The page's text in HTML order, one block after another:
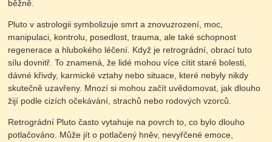
běžně.
Pluto v astrologii symbolizuje smrt a znovuzrození, moc,
manipulaci, kontrolu, posedlost, trauma, ale také schopnost
regenerace a hlubokého léčení. Když je retrográdní, obrací tuto
sílu dovnitř. To znamená, že lidé mohou více cítit staré bolesti,
dávné křivdy, karmické vztahy nebo situace, které nebyly nikdy
skutečně uzavřeny. Mnozí si mohou začít uvědomovat, jak dlouho
žijí podle cizích očekávání, strachů nebo rodových vzorců.
Retrográdní Pluto často vytahuje na povrch to, co bylo dlouho
potlačováno. Může jít o potlačený hněv, nevyřčené emoce,